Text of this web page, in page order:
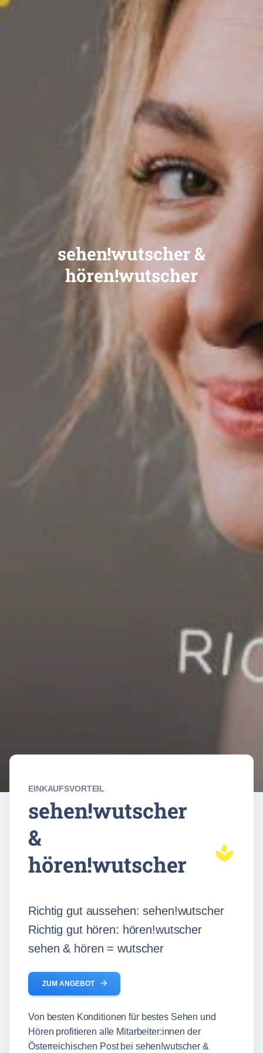
sehen!wutscher &
hören!wutscher
EINKAUFSVORTEIL
sehen!wutscher
&
hören!wutscher
Richtig gut aussehen: sehen!wutscher
Richtig gut hören: hören!wutscher
sehen & hören = wutscher
ZUM ANGEBOT arrow_forward
Von besten Konditionen für bestes Sehen und
Hören profitieren alle Mitarbeiter:innen der
Österreichischen Post bei sehen!wutscher &